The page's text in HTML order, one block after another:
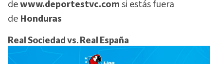
dewww.deportestvc.comsi estás fuera
de Honduras
Real Sociedad vs. Real España